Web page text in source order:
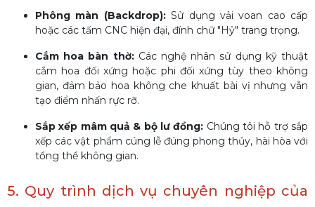
Phông màn (Backdrop):Sử dụng vải voan cao cấp
hoặc các tấm CNC hiện đại, đính chữ "Hỷ" trang trọng.
Cắm hoa bàn thờ:Các nghệ nhân sử dụng kỹ thuật
cắm hoa đối xứng hoặc phi đối xứng tùy theo không
gian, đảm bảo hoa không che khuất bài vị nhưng vẫn
tạo điểm nhấn rực rỡ.
Sắp xếp mâm quả & bộ lư đồng: Chúng tôi hỗ trợ sắp
xếp các vật phẩm cúng lễ đúng phong thủy, hài hòa với
tổng thể không gian.
5. Quy trình dịch vụ chuyên nghiệp của